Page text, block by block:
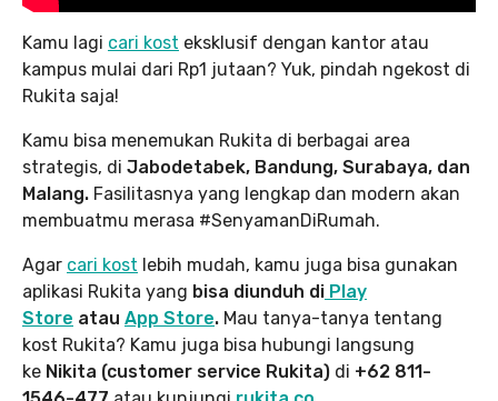
Kamu lagi cari kost eksklusif dengan kantor atau
kampus mulai dari Rp1 jutaan? Yuk, pindah ngekost di
Rukita saja!
Kamu bisa menemukan Rukita di berbagai area
strategis, di Jabodetabek, Bandung, Surabaya, dan
Malang. Fasilitasnya yang lengkap dan modern akan
membuatmu merasa #SenyamanDiRumah.
Agar cari kost lebih mudah, kamu juga bisa gunakan
aplikasi Rukita yang bisa diunduh di Play
Store atau App Store. Mau tanya-tanya tentang
kost Rukita? Kamu juga bisa hubungi langsung
ke Nikita (customer service Rukita) di +62 811-